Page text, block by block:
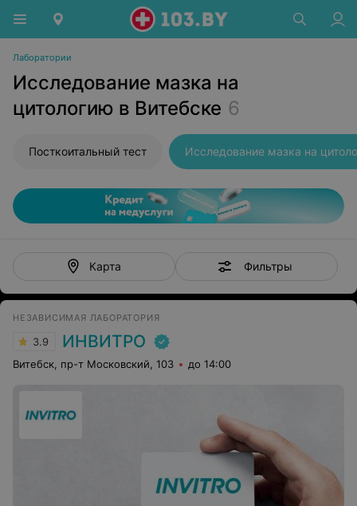
Лаборатории
Исследование мазка на
цитологию в Витебске 6
Посткоитальный тест
Карта Фильтры
НЕЗАВИСИМАЯ ЛАБОРАТОРИЯ
3.9 ИНВИТРО
Витебск, пр-т Московский, 103 до 14:00